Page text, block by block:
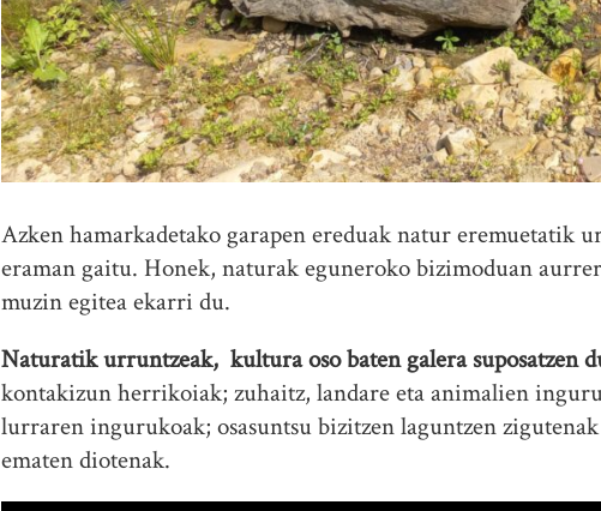
Azken hamarkadetako garapen ereduak natur
eraman gaitu. Honek, naturak eguneroko bizimoduan
muzin egitea ekarri du.
Naturatik urruntzeak, kultura oso baten galera suposatzen
kontakizun herrikoiak; zuhaitz, landare eta animalien
lurraren ingurukoak; osasuntsu bizitzen laguntzen
ematen diotenak.